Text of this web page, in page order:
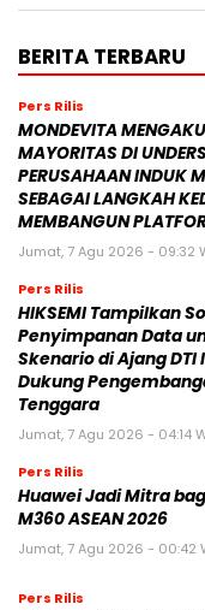
BERITA TERBARU
Pers Rilis
MONDEVITA
MAYORITAS DI
PERUSAHAAN INDUK
SEBAGAI LANGKAH
MEMBANGUN
Jumat, 7 Agu 2026 - 09:32
Pers Rilis
HIKSEMI Tampilkan
Penyimpanan Data
Skenario di Ajang DTI
Dukung
Tenggara
Jumat, 7 Agu 2026 - 04:14
Pers Rilis
Huawei Jadi Mitra
M360 ASEAN 2026
Jumat, 7 Agu 2026 - 00:42
Pers Rilis